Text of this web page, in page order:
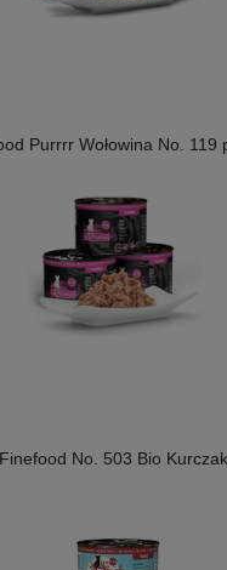
Purrrr Wołowina No. 119
No. 503 Bio